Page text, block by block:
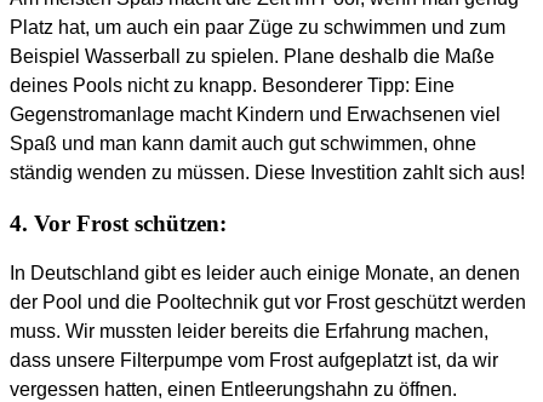
Platz hat, um auch ein paar Züge zu schwimmen und zum
Beispiel Wasserball zu spielen. Plane deshalb die Maße
deines Pools nicht zu knapp. Besonderer Tipp: Eine
Gegenstromanlage macht Kindern und Erwachsenen viel
Spaß und man kann damit auch gut schwimmen, ohne
ständig wenden zu müssen. Diese Investition zahlt sich aus!
4. Vor Frost schützen:
In Deutschland gibt es leider auch einige Monate, an denen
der Pool und die Pooltechnik gut vor Frost geschützt werden
muss. Wir mussten leider bereits die Erfahrung machen,
dass unsere Filterpumpe vom Frost aufgeplatzt ist, da wir
vergessen hatten, einen Entleerungshahn zu öffnen.